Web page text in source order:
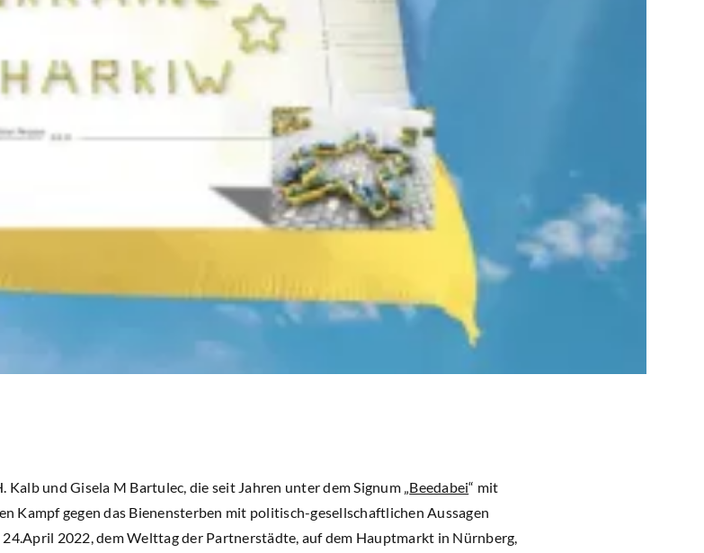
und Gisela M Bartulec, die seit Jahren unter dem Signum „Beedabei“ mit
Kampf gegen das Bienensterben mit politisch-gesellschaftlichen Aussagen
2022, dem Welttag der Partnerstädte, auf dem Hauptmarkt in Nürnberg,